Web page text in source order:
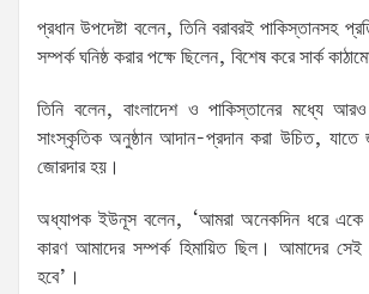
প্রধান উপদেষ্টা বলেন, তিনি বরাবরই পাকিস্তানসহ
সম্পর্ক ঘনিষ্ঠ করার পক্ষে ছিলেন, বিশেষ করে সার্ক
তিনি বলেন, বাংলাদেশ ও পাকিস্তানের মধ্যে
সাংস্কৃতিক অনুষ্ঠান আদান-প্রদান করা উচিত, যাতে
জোরদার হয়।
অধ্যাপক ইউনূস বলেন, ‘আমরা অনেকদিন ধরে একে
কারণ আমাদের সম্পর্ক হিমায়িত ছিল। আমাদের
হবে’।